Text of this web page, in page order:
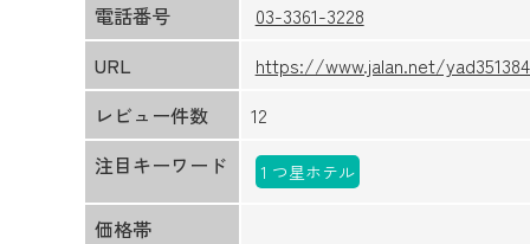
電話番号
03-3361-3228
URL
https://www.jalan.net/
レビュー件数
12
注目キーワード
1 つ星ホテル
価格帯